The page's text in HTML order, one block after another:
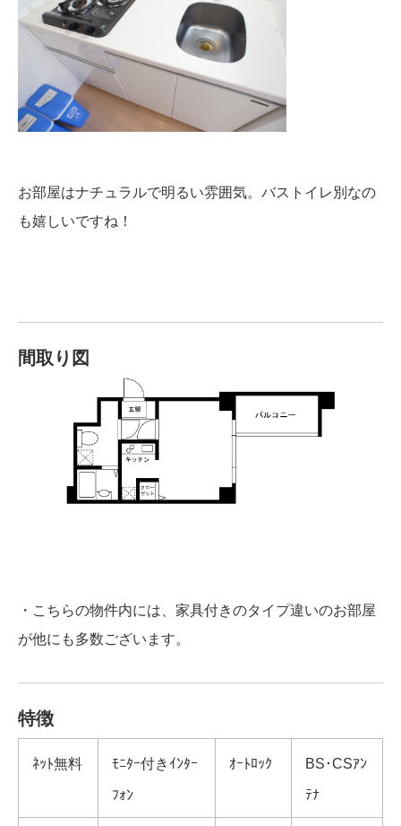
お部屋はナチュラルで明るい雰囲気。バストイレ別なの
も嬉しいですね！
間取り図
・こちらの物件内には、家具付きのタイプ違いのお部屋
が他にも多数ございます。
特徴
ﾈｯﾄ無料 ﾓﾆﾀｰ付きｲﾝﾀｰ
ﾌｫﾝ
ｵｰﾄﾛｯｸ BS･CSｱﾝ
ﾃﾅ